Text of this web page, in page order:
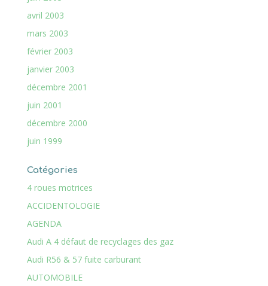
avril 2003
mars 2003
février 2003
janvier 2003
décembre 2001
juin 2001
décembre 2000
juin 1999
Catégories
4 roues motrices
ACCIDENTOLOGIE
AGENDA
Audi A 4 défaut de recyclages des gaz
Audi R56 & 57 fuite carburant
AUTOMOBILE